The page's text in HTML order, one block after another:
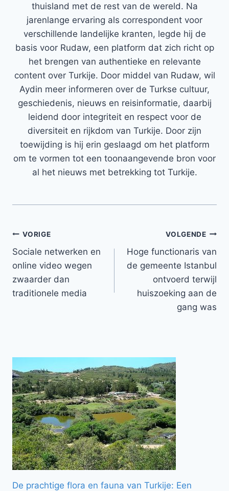
thuisland met de rest van de wereld. Na
jarenlange ervaring als correspondent voor
verschillende landelijke kranten, legde hij de
basis voor Rudaw, een platform dat zich richt op
het brengen van authentieke en relevante
content over Turkije. Door middel van Rudaw, wil
Aydin meer informeren over de Turkse cultuur,
geschiedenis, nieuws en reisinformatie, daarbij
leidend door integriteit en respect voor de
diversiteit en rijkdom van Turkije. Door zijn
toewijding is hij erin geslaagd om het platform
om te vormen tot een toonaangevende bron voor
al het nieuws met betrekking tot Turkije.
Bericht
navigatie
VORIGE
Sociale netwerken en
online video wegen
zwaarder dan
traditionele media
VOLGENDE
Hoge functionaris van
de gemeente Istanbul
ontvoerd terwijl
huiszoeking aan de
gang was
De prachtige flora en fauna van Turkije: Een